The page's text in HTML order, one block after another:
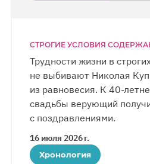
СТРОГИЕ УСЛОВИЯ
Трудности жизни в
не выбивают Николая
из равновесия. К 40-
свадьбы верующий
с поздравлениями.
16 июля 2026 г.
Хронология